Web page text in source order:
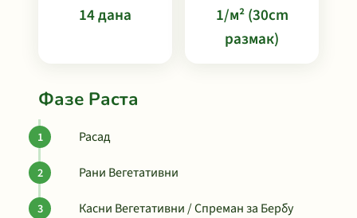
14 дана
1/м² (30cm
размак)
Фазе Раста
Расад
Рани Вегетативни
Касни Вегетативни / Спреман за Бербу